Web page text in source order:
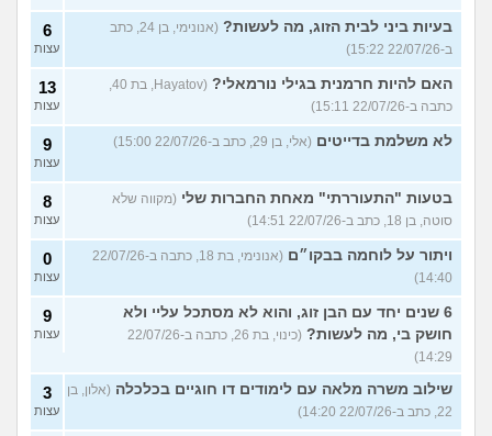
בעיות ביני לבית הזוג, מה לעשות?
(אנונימי, בן 24, כתב
ב-22/07/26 15:22)
6
עצות
האם להיות חרמנית בגילי נורמאלי?
כתבה ב-22/07/26 15:11)
13
עצות
לא משלמת בדייטים (אלי, בן 29, כתב ב-22/07/26 15:00) 9
עצות
בטעות "התעוררתי" מאחת החברות שלי (מקווה שלא
סוטה, בן 18, כתב ב-22/07/26 14:51)
8
עצות
ויתור על לוחמה בבקו״ם
(אנונימי, בת 18, כתבה ב-22/07/26
14:40)
0
עצות
6 שנים יחד עם הבן זוג, והוא לא מסתכל עליי ולא
חושק בי, מה לעשות?
(כינוי, בת 26, כתבה ב-22/07/26
14:29)
9
עצות
שילוב משרה מלאה עם לימודים דו חוגיים בכלכלה (אלון, בן
22, כתב ב-22/07/26 14:20)
3
עצות